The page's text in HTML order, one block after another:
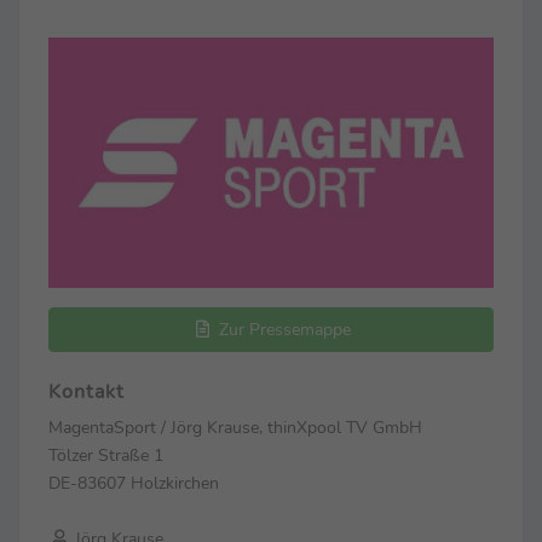
Zur Pressemappe
Kontakt
MagentaSport / Jörg Krause, thinXpool TV GmbH
Tölzer Straße 1
DE-83607 Holzkirchen